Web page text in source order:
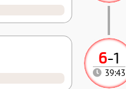
6-1
39:43